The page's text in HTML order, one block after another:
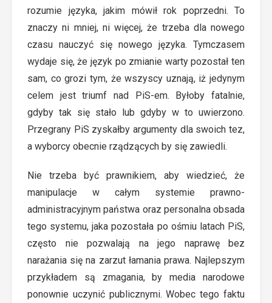
rozumie języka, jakim mówił rok poprzedni. To
znaczy ni mniej, ni więcej, że trzeba dla nowego
czasu nauczyć się nowego języka. Tymczasem
wydaje się, że język po zmianie warty pozostał ten
sam, co grozi tym, że wszyscy uznają, iż jedynym
celem jest triumf nad PiS-em. Byłoby fatalnie,
gdyby tak się stało lub gdyby w to uwierzono.
Przegrany PiS zyskałby argumenty dla swoich tez,
a wyborcy obecnie rządzących by się zawiedli.
Nie trzeba być prawnikiem, aby wiedzieć, że
manipulacje w całym systemie prawno-
administracyjnym państwa oraz personalna obsada
tego systemu, jaka pozostała po ośmiu latach PiS,
często nie pozwalają na jego naprawę bez
narażania się na zarzut łamania prawa. Najlepszym
przykładem są zmagania, by media narodowe
ponownie uczynić publicznymi. Wobec tego faktu